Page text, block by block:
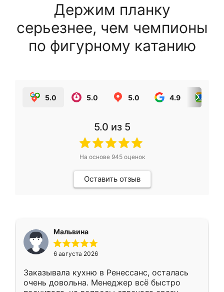
Держим планку
серьезнее, чем чемпионы
по фигурному катанию
5.0 5.0 5.0 4.9
5.0 из 5
На основе 945оценок
Оставить отзыв
Мальвина
6 августа 2026
Заказывала кухню в Ренессанс, осталась
очень довольна. Менеджер всё быстро